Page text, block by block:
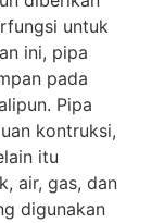
untuk
ini, pipa
pada
Pipa
kontruksi,
itu
air, gas, dan
digunakan